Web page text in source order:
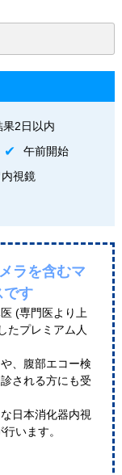
果2日以内
午前開始
視鏡
ラを含むマ
です
(専門医より上
たプレミアム人
、腹部エコー検
される方にも受
日本消化器内視
います。